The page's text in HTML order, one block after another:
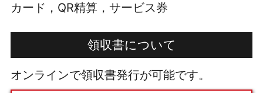
カード，QR精算，サービス券
領収書について
オンラインで領収書発行が可能です。